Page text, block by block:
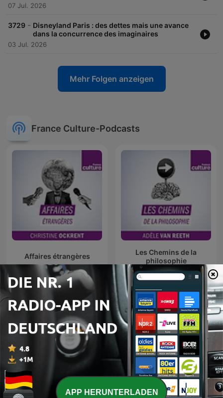
07 Jul. 2026
3729 - Disneyland Paris : des dettes mais une avance
dans la concurrence des imaginaires
03 Jul. 2026
Mehr Folgen anzeigen
France Culture-Podcasts
Affaires étrangères
Les Chemins de la
philosophie
La Méthode scientifique
Les Nuits de France
Culture
APP HERUNTERLADEN